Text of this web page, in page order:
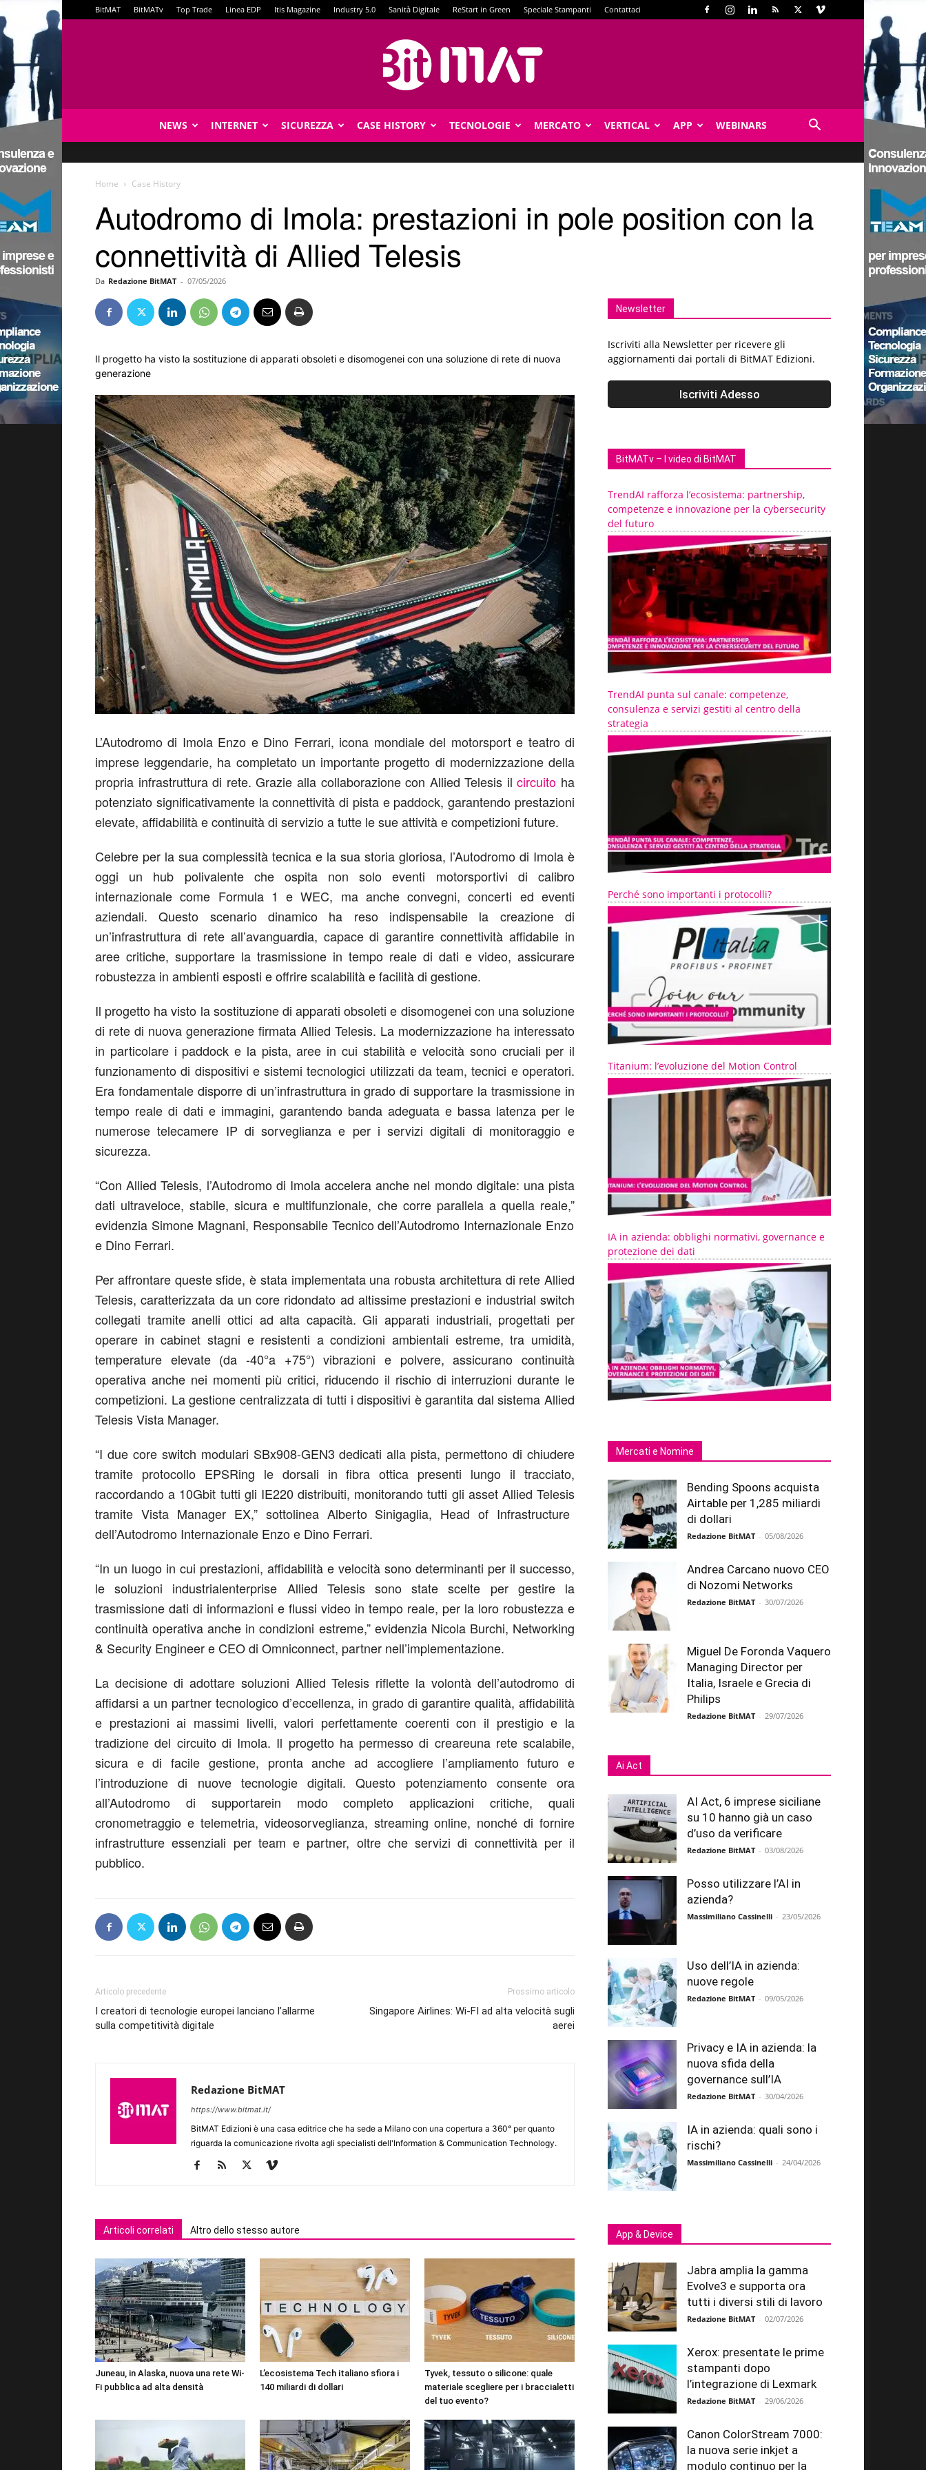
BitMAT BitMATv Top Trade Linea EDP Itis Magazine Industry 5.0 Sanità Digitale ReStart in Green Speciale Stampanti Contattaci
NEWS INTERNET SICUREZZA CASE HISTORY TECNOLOGIE MERCATO VERTICAL APP WEBINARS
Home Case History
Autodromo di Imola: prestazioni in pole position con la
connettività di Allied Telesis
Da Redazione BitMAT - 07/05/2026
Il progetto ha visto la sostituzione di apparati obsoleti e disomogenei con una soluzione di rete di nuova
generazione
L’Autodromo di Imola Enzo e Dino Ferrari, icona mondiale del motorsport e teatro di
imprese leggendarie, ha completato un importante progetto di modernizzazione della
propria infrastruttura di rete.Grazie alla collaborazionecon Allied Telesis ilcircuito ha
potenziato significativamente la connettività di pista e paddock, garantendo prestazioni
elevate, affidabilità e continuità di servizioatutte le sue attività e competizioni future.
Celebre per la sua complessità tecnica e la sua storia gloriosa, l’Autodromo di Imola è
oggi un hub polivalente che ospita non solo eventi motorsportivi di calibro
internazionale come Formula 1 e WEC, ma anche convegni, concerti ed eventi
aziendali. Questo scenario dinamico ha reso indispensabile la creazione di
un’infrastruttura di rete all’avanguardia, capace di garantire connettività affidabile in
aree critiche, supportare la trasmissione in tempo reale di dati e video, assicurare
robustezza in ambienti esposti e offrire scalabilità e facilità di gestione.
Il progetto ha visto la sostituzione di apparatiobsoletie disomogenei con una soluzione
di rete di nuova generazione firmata Allied Telesis. La modernizzazione ha interessato
in particolare i paddock e la pista,aree in cui stabilità e velocità sono cruciali per il
funzionamento di dispositivi e sistemi tecnologici utilizzati dateam, tecnici e operatori.
Era fondamentale disporre di un’infrastruttura in grado di supportare la trasmissione in
tempo reale di dati e immagini, garantendo banda adeguata e bassa latenza per le
numerose telecamere IP di sorveglianza e per i servizi digitali di monitoraggio e
sicurezza.
“Con AlliedTelesis, l’Autodromo di Imola accelera anche nel mondo digitale: una pista
dati ultraveloce, stabile, sicura e multifunzionale, che corre parallela a quella reale,”
evidenzia Simone Magnani, Responsabile Tecnico dell’Autodromo Internazionale Enzo
e Dino Ferrari.
Per affrontare queste sfide, è stata implementata una robusta architettura di rete Allied
Telesis, caratterizzata da un core ridondato ad altissime prestazioni e industrial switch
collegati tramite anelli ottici ad alta capacità. Gli apparati industriali, progettati per
operare in cabinet stagni e resistenti a condizioni ambientali estreme, tra umidità,
temperature elevate(da -40°a +75°)vibrazioni e polvere, assicurano continuità
operativa anche nei momenti più critici, riducendo il rischio di interruzioni durante le
competizioni. La gestione centralizzata di tutti i dispositivi è garantita dal sistema Allied
TelesisVista Manager.
“I due core switch modulari SBx908-GEN3 dedicati alla pista, permettono di chiudere
tramite protocollo EPSRing le dorsali in fibra ottica presenti lungo il tracciato,
raccordando a 10Gbit tutti gli IE220 distribuiti, monitorando tutti gli asset Allied Telesis
tramite Vista Manager EX,”sottolinea Alberto Sinigaglia, Head of Infrastructure
dell’Autodromo Internazionale Enzo e Dino Ferrari.
“In un luogo in cui prestazioni, affidabilità e velocità sono determinanti per il successo,
le soluzioni industrialenterprise Allied Telesis sono state scelte per gestire la
trasmissione dati di informazioni e flussi video in tempo reale, per la loro robustezza e
continuità operativa anche in condizioni estreme,”evidenzia Nicola Burchi, Networking
& Security Engineer e CEO di Omniconnect, partner nell’implementazione.
La decisione di adottare soluzioni AlliedTelesis riflette la volontà dell’autodromo di
affidarsi a un partner tecnologico d’eccellenza, in grado di garantire qualità, affidabilità
e prestazioni ai massimi livelli, valori perfettamente coerenti con il prestigio e la
tradizione del circuito di Imola. Il progetto ha permesso di creareuna rete scalabile,
sicura e di facile gestione, prontaanchead accogliere l’ampliamentofuturo e
l’introduzione di nuove tecnologie digitali. Questo potenziamento consente ora
all’Autodromo di supportarein modo completo applicazioni critiche, quali
cronometraggio e telemetria, videosorveglianza, streaming online, nonché di fornire
infrastrutture essenziali per team e partner, oltre cheservizi di connettività per il
pubblico.
Articolo precedente
I creatori di tecnologie europei lanciano l’allarme
sulla competitività digitale
Prossimo articolo
Singapore Airlines: Wi-FI ad alta velocità sugli
aerei
Redazione BitMAT
https://www.bitmat.it/
BitMAT Edizioni è una casa editrice che ha sede a Milano con una copertura a 360° per quanto
riguarda la comunicazione rivolta agli specialisti dell'lnformation & Communication Technology.
Articoli correlati Altro dello stesso autore
Juneau, in Alaska, nuova una rete Wi-
Fi pubblica ad alta densità
L’ecosistema Tech italiano sfiora i
140 miliardi di dollari
Tyvek, tessuto o silicone: quale
materiale scegliere per i braccialetti
del tuo evento?
Newsletter
Iscriviti alla Newsletter per ricevere gli
aggiornamenti dai portali di BitMAT Edizioni.
BitMATv – I video di BitMAT
TrendAI rafforza l’ecosistema: partnership,
competenze e innovazione per la cybersecurity
del futuro
TrendAI punta sul canale: competenze,
consulenza e servizi gestiti al centro della
strategia
Perché sono importanti i protocolli?
Titanium: l’evoluzione del Motion Control
IA in azienda: obblighi normativi, governance e
protezione dei dati
Mercati e Nomine
Bending Spoons acquista
Airtable per 1,285 miliardi
di dollari
Redazione BitMAT - 05/08/2026
Andrea Carcano nuovo CEO
di Nozomi Networks
Redazione BitMAT - 30/07/2026
Miguel De Foronda Vaquero
Managing Director per
Italia, Israele e Grecia di
Philips
Redazione BitMAT - 29/07/2026
Ai Act
AI Act, 6 imprese siciliane
su 10 hanno già un caso
d’uso da verificare
Redazione BitMAT - 03/08/2026
Posso utilizzare l’AI in
azienda?
Massimiliano Cassinelli - 23/05/2026
Uso dell’IA in azienda:
nuove regole
Redazione BitMAT - 09/05/2026
Privacy e IA in azienda: la
nuova sfida della
governance sull’IA
Redazione BitMAT - 30/04/2026
IA in azienda: quali sono i
rischi?
Massimiliano Cassinelli - 24/04/2026
App & Device
Jabra amplia la gamma
Evolve3 e supporta ora
tutti i diversi stili di lavoro
Redazione BitMAT - 02/07/2026
Xerox: presentate le prime
stampanti dopo
l’integrazione di Lexmark
Redazione BitMAT - 29/06/2026
Canon ColorStream 7000:
la nuova serie inkjet a
modulo continuo per la